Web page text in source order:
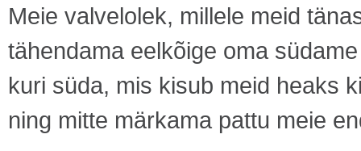
Meie valvelolek, millele meid
tähendama eelkõige oma
kuri süda, mis kisub meid heaks
ning mitte märkama pattu meie